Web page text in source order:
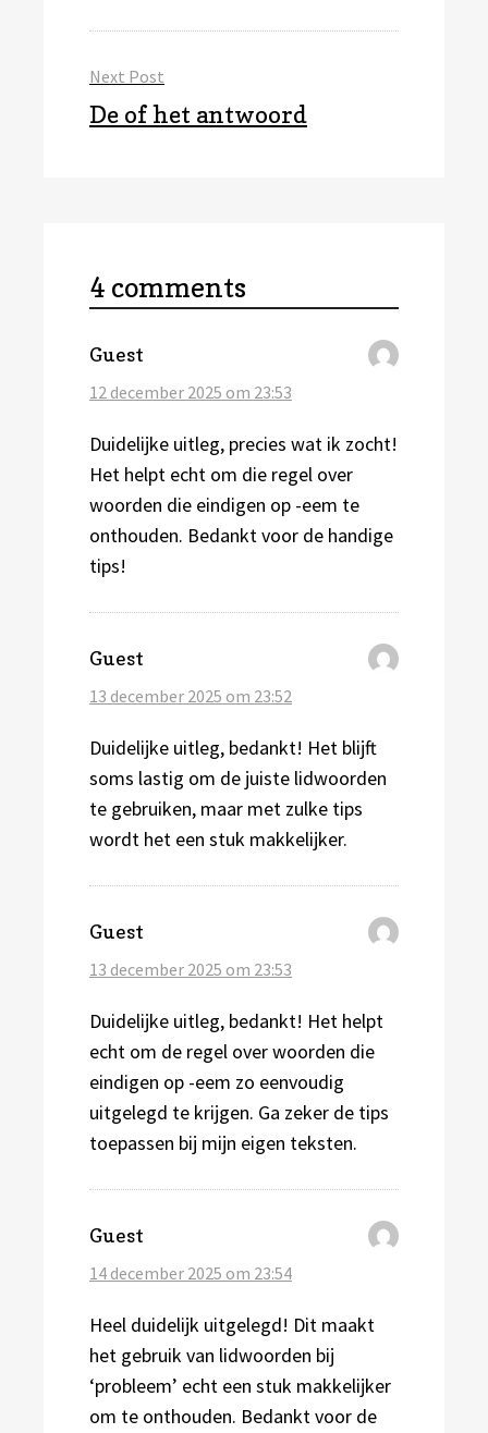
Next Post
Next
De of het antwoord
4 comments
Guest
12 december 2025 om 23:53
Duidelijke uitleg, precies wat ik zocht!
Het helpt echt om die regel over
woorden die eindigen op -eem te
onthouden. Bedankt voor de handige
tips!
Guest
13 december 2025 om 23:52
Duidelijke uitleg, bedankt! Het blijft
soms lastig om de juiste lidwoorden
te gebruiken, maar met zulke tips
wordt het een stuk makkelijker.
Guest
13 december 2025 om 23:53
Duidelijke uitleg, bedankt! Het helpt
echt om de regel over woorden die
eindigen op -eem zo eenvoudig
uitgelegd te krijgen. Ga zeker de tips
toepassen bij mijn eigen teksten.
Guest
14 december 2025 om 23:54
Heel duidelijk uitgelegd! Dit maakt
het gebruik van lidwoorden bij
‘probleem’ echt een stuk makkelijker
om te onthouden. Bedankt voor de